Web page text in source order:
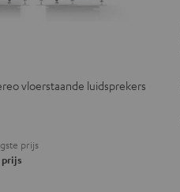
vloerstaande luidsprekers
prijs
prijs